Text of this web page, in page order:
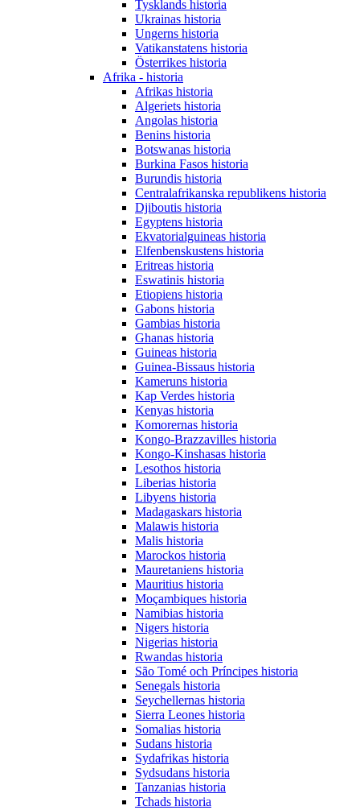
Tysklands historia
Ukrainas historia
Ungerns historia
Vatikanstatens historia
Österrikes historia
Afrika - historia
Afrikas historia
Algeriets historia
Angolas historia
Benins historia
Botswanas historia
Burkina Fasos historia
Burundis historia
Centralafrikanska republikens historia
Djiboutis historia
Egyptens historia
Ekvatorialguineas historia
Elfenbenskustens historia
Eritreas historia
Eswatinis historia
Etiopiens historia
Gabons historia
Gambias historia
Ghanas historia
Guineas historia
Guinea-Bissaus historia
Kameruns historia
Kap Verdes historia
Kenyas historia
Komorernas historia
Kongo-Brazzavilles historia
Kongo-Kinshasas historia
Lesothos historia
Liberias historia
Libyens historia
Madagaskars historia
Malawis historia
Malis historia
Marockos historia
Mauretaniens historia
Mauritius historia
Moçambiques historia
Namibias historia
Nigers historia
Nigerias historia
Rwandas historia
São Tomé och Príncipes historia
Senegals historia
Seychellernas historia
Sierra Leones historia
Somalias historia
Sudans historia
Sydafrikas historia
Sydsudans historia
Tanzanias historia
Tchads historia